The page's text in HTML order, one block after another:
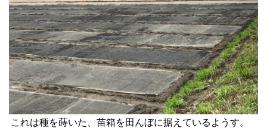
これは種を蒔いた、苗箱を田んぼに据えているようす。